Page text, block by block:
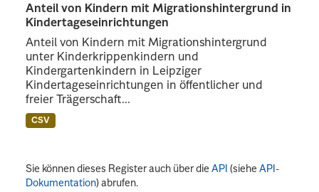
Anteil von Kindern mit Migrationshintergrund in
Kindertageseinrichtungen
Anteil von Kindern mit Migrationshintergrund
unter Kinderkrippenkindern und
Kindergartenkindern in Leipziger
Kindertageseinrichtungen in öffentlicher und
freier Trägerschaft...
CSV
Sie können dieses Register auch über dieAPI (sieheAPI-
Dokumentation) abrufen.